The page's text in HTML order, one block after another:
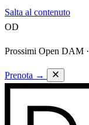
Salta al contenuto
OD
Prossimi Open DAM ·
Prenota →